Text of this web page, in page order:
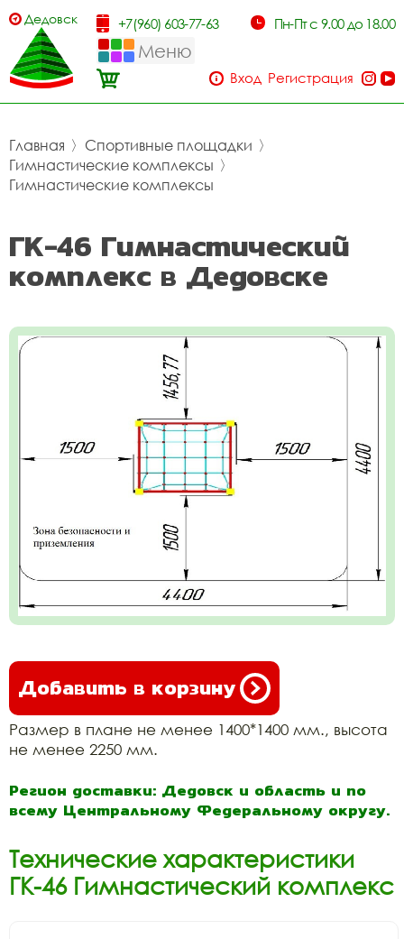
Дедовск +7(960) 603-77-63 Пн-Пт с 9.00 до 18.00
Меню
Вход Регистрация
Главная 〉 Спортивные площадки 〉
Гимнастические комплексы 〉
Гимнастические комплексы
ГК-46 Гимнастический
комплекс в Дедовске
Добавить в корзину
Размер в плане не менее 1400*1400 мм., высота
не менее 2250 мм.
Регион доставки: Дедовск и область и по
всему Центральному Федеральному округу.
Технические характеристики
ГК-46 Гимнастический комплекс